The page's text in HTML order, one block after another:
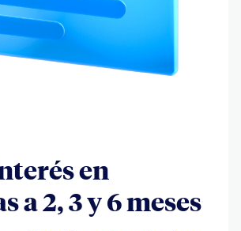
en
a 2, 3 y 6 meses